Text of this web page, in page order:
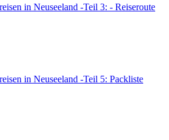
in Neuseeland -Teil 3: - Reiseroute
in Neuseeland -Teil 5: Packliste